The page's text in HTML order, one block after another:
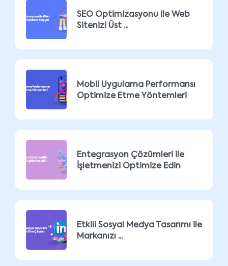
SEO Optimizasyonu ile Web
Sitenizi Üst ...
Mobil Uygulama Performansı
Optimize Etme Yöntemleri
Entegrasyon Çözümleri ile
İşletmenizi Optimize Edin
Etkili Sosyal Medya Tasarımı ile
Markanızı ...